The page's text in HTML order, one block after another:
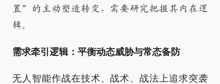
置”的主动塑造转变，需要研究把握其内在逻
辑。
需求牵引逻辑：平衡动态威胁与常态备防
无人智能作战在技术、战术、战法上追求突袭